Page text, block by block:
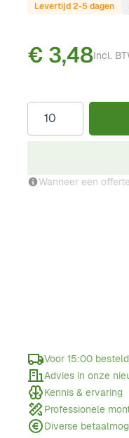
Levertijd 2-5 dagen
Incl.
€ 3,48
Wanneer een
Voor 15:00
Advies in onze
Kennis & ervaring
Professionele
Diverse